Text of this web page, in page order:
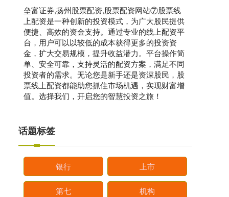
垒富证券,扬州股票配资,股票配资网站⑦股票线
上配资是一种创新的投资模式，为广大股民提供
便捷、高效的资金支持。通过专业的线上配资平
台，用户可以以较低的成本获得更多的投资资
金，扩大交易规模，提升收益潜力。平台操作简
单、安全可靠，支持灵活的配资方案，满足不同
投资者的需求。无论您是新手还是资深股民，股
票线上配资都能助您抓住市场机遇，实现财富增
值。选择我们，开启您的智慧投资之旅！
话题标签
银行 上市
第七 机构